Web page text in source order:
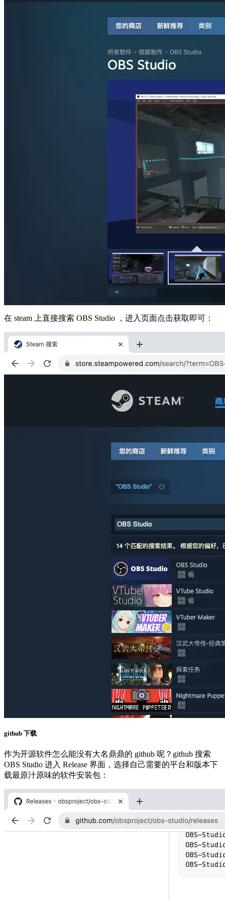
在 steam 上直接搜索 OBS Studio ，进入页面点击获取即可：
github 下载
作为开源软件怎么能没有大名鼎鼎的 github 呢？github 搜索
OBS Studio 进入 Release 界面，选择自己需要的平台和版本下
载最原汁原味的软件安装包：